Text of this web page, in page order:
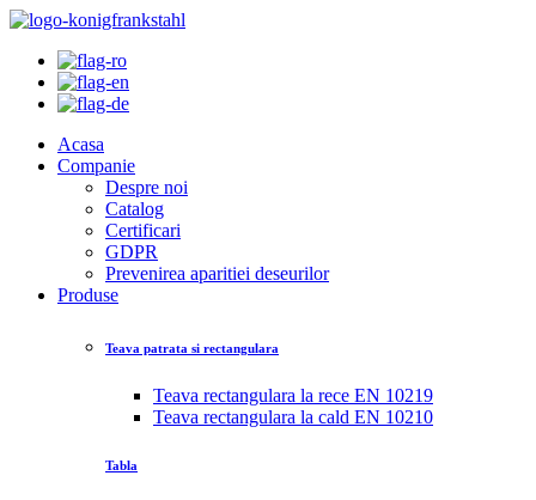
Acasa
Companie
Despre noi
Catalog
Certificari
GDPR
Prevenirea aparitiei deseurilor
Produse
Teava patrata si rectangulara
Teava rectangulara la rece EN 10219
Teava rectangulara la cald EN 10210
Tabla